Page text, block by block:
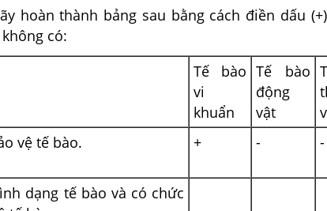
hoàn thành bảng sau bằng cách điền dấu
có:
Tế bào
vi
khuẩn
Tế bào
động
vật
vệ tế bào. + - -
dạng tế bào và có chức